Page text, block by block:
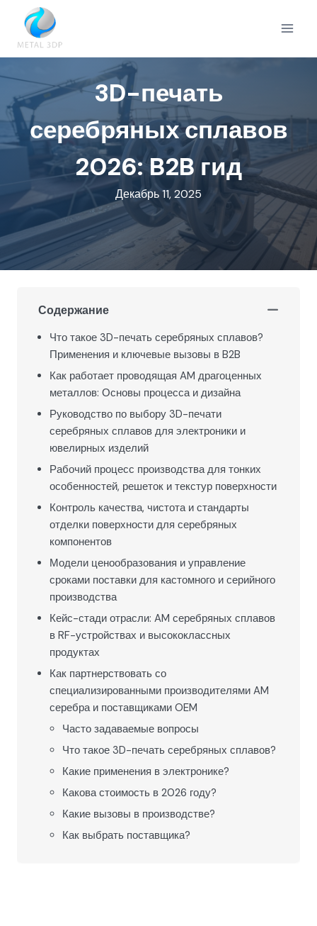
Перейти
содержимому
3D-печать
серебряных сплавов
2026: B2B гид
Декабрь 11, 2025
Содержание
Что такое 3D-печать серебряных сплавов?
Применения и ключевые вызовы в B2B
Как работает проводящая AM драгоценных
металлов: Основы процесса и дизайна
Руководство по выбору 3D-печати
серебряных сплавов для электроники и
ювелирных изделий
Рабочий процесс производства для тонких
особенностей, решеток и текстур поверхности
Контроль качества, чистота и стандарты
отделки поверхности для серебряных
компонентов
Модели ценообразования и управление
сроками поставки для кастомного и серийного
производства
Кейс-стади отрасли: AM серебряных сплавов
в RF-устройствах и высококлассных
продуктах
Как партнерствовать со
специализированными производителями AM
серебра и поставщиками OEM
Часто задаваемые вопросы
Что такое 3D-печать серебряных сплавов?
Какие применения в электронике?
Какова стоимость в 2026 году?
Какие вызовы в производстве?
Как выбрать поставщика?